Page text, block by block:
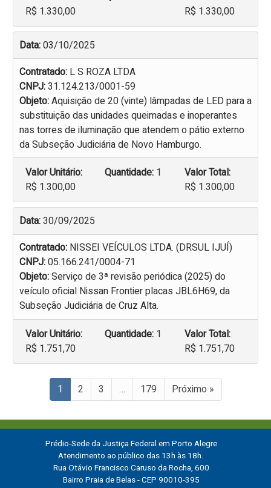
R$ 1.330,00
R$ 1.330,00
Data:03/10/2025
Contratado: L S ROZA LTDA
CNPJ:31.124.213/0001-59
Objeto:Aquisição de 20 (vinte) lâmpadas de LED para a
substituição das unidades queimadas e inoperantes
nas torres de iluminação que atendem o pátio externo
da Subseção Judiciária de Novo Hamburgo.
Valor Unitário:
R$ 1.300,00
Quantidade: 1
Valor Total:
R$ 1.300,00
Data:30/09/2025
Contratado: NISSEI VEÍCULOS LTDA. (DRSUL IJUÍ)
CNPJ:05.166.241/0004-71
Objeto:Serviço de 3ª revisão periódica (2025) do
veículo oficial Nissan Frontier placas JBL6H69, da
Subseção Judiciária de Cruz Alta.
Valor Unitário:
R$ 1.751,70
Quantidade: 1
Valor Total:
R$ 1.751,70
1 2 3 … 179 Próximo »
Prédio-Sede da Justiça Federal em Porto Alegre
Atendimento ao público das 13h às 18h.
Rua Otávio Francisco Caruso da Rocha, 600
Bairro Praia de Belas - CEP 90010-395